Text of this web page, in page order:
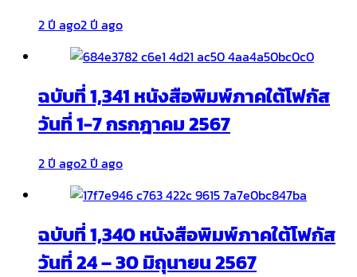
2 ปี ago2 ปี ago
ฉบับที่ 1,341 หนังสือพิมพ์ภาคใต้โฟกัส
วันที่ 1-7 กรกฎาคม 2567
2 ปี ago2 ปี ago
ฉบับที่ 1,340 หนังสือพิมพ์ภาคใต้โฟกัส
วันที่ 24 – 30 มิถุนายน 2567